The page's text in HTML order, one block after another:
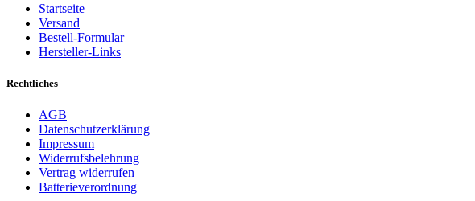
Startseite
Versand
Bestell-Formular
Hersteller-Links
Rechtliches
AGB
Datenschutzerklärung
Impressum
Widerrufsbelehrung
Vertrag widerrufen
Batterieverordnung